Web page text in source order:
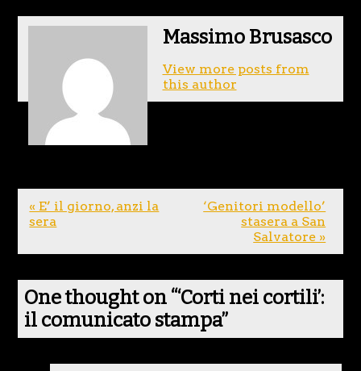
Massimo Brusasco
View more posts from
this author
« E’ il giorno, anzi la
sera
‘Genitori modello’
stasera a San
Salvatore »
One thought on “‘Corti nei cortili’:
il comunicato stampa”